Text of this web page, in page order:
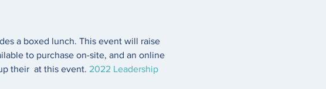
a boxed lunch. This event will raise
to purchase on-site, and an online
their at this event. 2022 Leadership